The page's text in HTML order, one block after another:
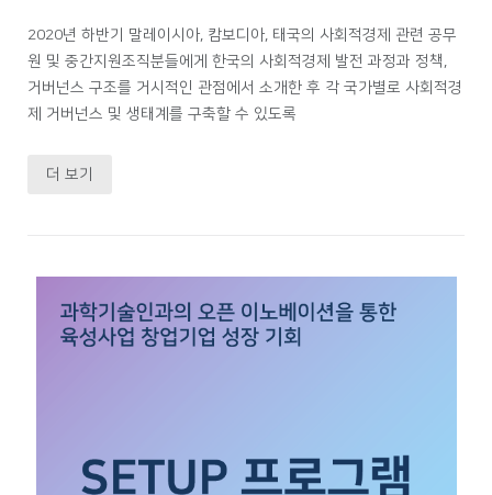
2020년 하반기 말레이시아, 캄보디아, 태국의 사회적경제 관련 공무
원 및 중간지원조직분들에게 한국의 사회적경제 발전 과정과 정책,
거버넌스 구조를 거시적인 관점에서 소개한 후 각 국가별로 사회적경
제 거버넌스 및 생태계를 구축할 수 있도록
더 보기